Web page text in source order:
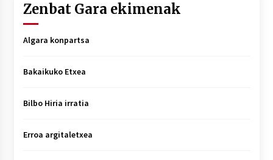
Zenbat Gara ekimenak
Algara konpartsa
Bakaikuko Etxea
Bilbo Hiria irratia
Erroa argitaletxea